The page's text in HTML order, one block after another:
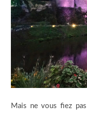
Mais ne vous fiez